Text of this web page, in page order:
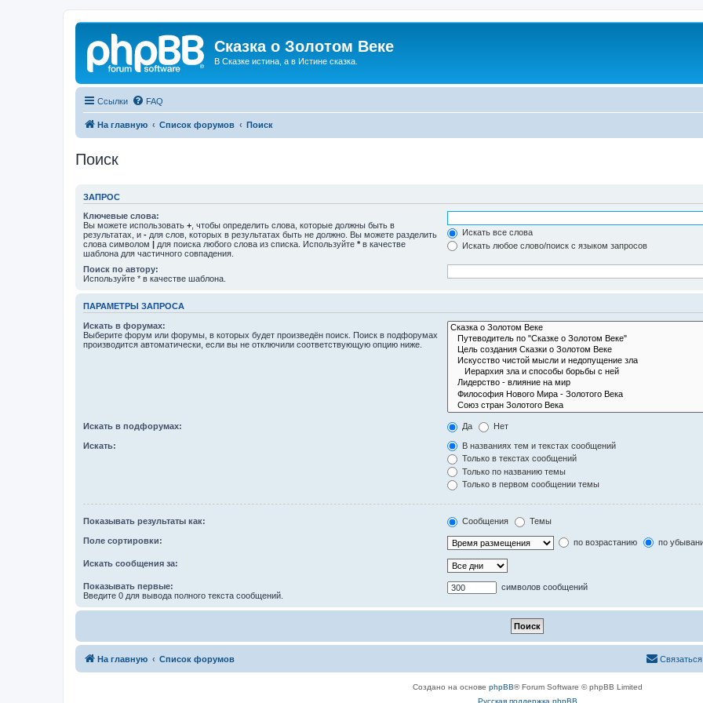
Сказка о Золотом Веке
В Сказке истина, а в Истине сказка.
Ссылки FAQ
На главную Список форумов Поиск
Поиск
ЗАПРОС
Ключевые слова:
Вы можете использовать + , чтобы определить слова, которые должны быть в
результатах, и - для слов, которых в результатах быть не должно. Вы можете разделить
слова символом | для поиска любого слова из списка. Используйте * в качестве
шаблона для частичного совпадения.
Искать все слова
Искать любое слово/поиск с языком запросов
Поиск по автору:
Используйте * в качестве шаблона.
ПАРАМЕТРЫ ЗАПРОСА
Искать в форумах:
Выберите форум или форумы, в которых будет произведён поиск. Поиск в подфорумах
производится автоматически, если вы не отключили соответствующую опцию ниже.
Искать в подфорумах: Да Нет
Искать:
В названиях тем и текстах сообщений
Только в текстах сообщений
Только по названию темы
Только в первом сообщении темы
Показывать результаты как: Сообщения Темы
Поле сортировки: по возрастанию по
Искать сообщения за:
Показывать первые:
Введите 0 для вывода полного текста сообщений.
символов сообщений
На главную Список форумов
Создано на основе phpBB® Forum Software © phpBB Limited
Русская поддержка phpBB